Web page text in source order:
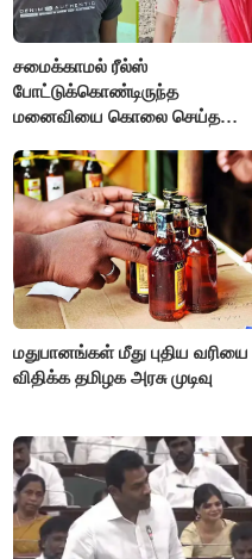
சமைக்காமல் ரீல்ஸ்
போட்டுக்கொண்டிருந்த
மனைவியை கொலை செய்த
மதுபானங்கள் மீது புதிய வரியை
விதிக்க தமிழக அரசு முடிவு